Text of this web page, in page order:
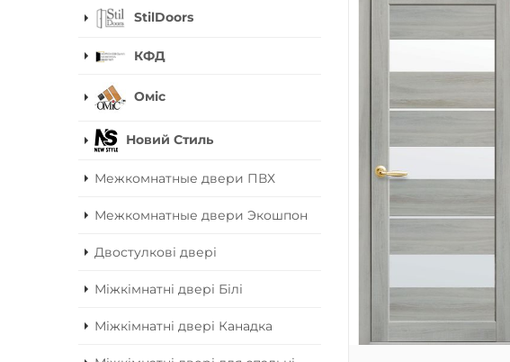
StilDoors
КФД
Оміс
Новий Стиль
Межкомнатные двери ПВХ
Межкомнатные двери Экошпон
Двостулкові двері
Міжкімнатні двері Білі
Міжкімнатні двері Канадка